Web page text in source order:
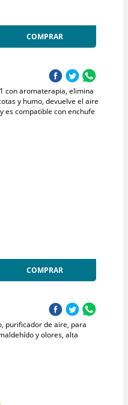
COMPRAR
con aromaterapia, elimina
y humo, devuelve el aire
es compatible con enchufe
COMPRAR
purificador de aire, para
y olores, alta